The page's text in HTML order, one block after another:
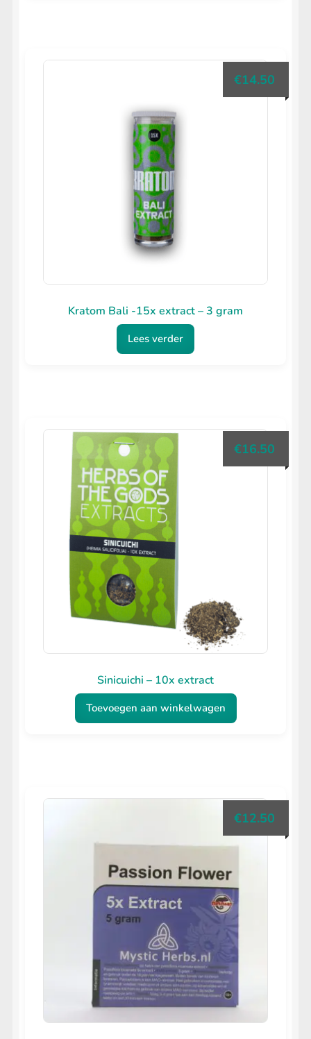
Kratom Bali -15x extract – 3 gram
€14.50
Lees verder
Sinicuichi – 10x extract
€16.50
Toevoegen aan winkelwagen
€12.50